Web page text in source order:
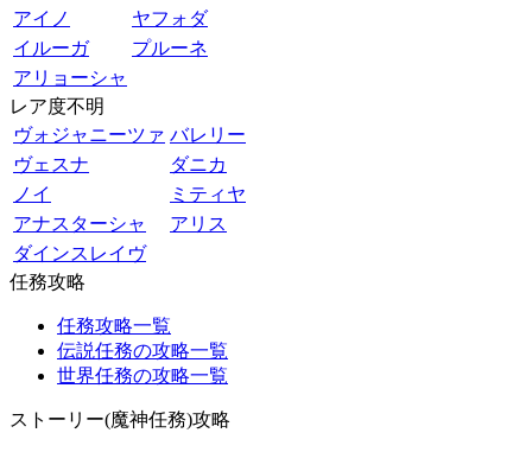
アイノ
ヤフォダ
イルーガ
プルーネ
アリョーシャ
レア度不明
ヴォジャニーツァ バレリー
ヴェスナ
ダニカ
ノイ
ミティヤ
アナスターシャ
アリス
ダインスレイヴ
任務攻略
任務攻略一覧
伝説任務の攻略一覧
世界任務の攻略一覧
ストーリー(魔神任務)攻略